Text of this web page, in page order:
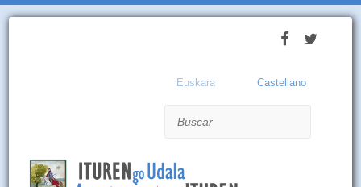
Euskara Castellano